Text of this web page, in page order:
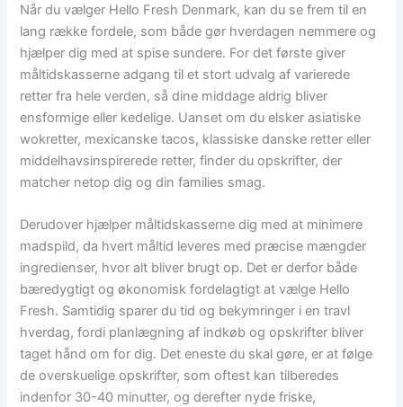
Når du vælger Hello Fresh Denmark, kan du se frem til en
lang række fordele, som både gør hverdagen nemmere og
hjælper dig med at spise sundere. For det første giver
måltidskasserne adgang til et stort udvalg af varierede
retter fra hele verden, så dine middage aldrig bliver
ensformige eller kedelige. Uanset om du elsker asiatiske
wokretter, mexicanske tacos, klassiske danske retter eller
middelhavsinspirerede retter, finder du opskrifter, der
matcher netop dig og din families smag.
Derudover hjælper måltidskasserne dig med at minimere
madspild, da hvert måltid leveres med præcise mængder
ingredienser, hvor alt bliver brugt op. Det er derfor både
bæredygtigt og økonomisk fordelagtigt at vælge Hello
Fresh. Samtidig sparer du tid og bekymringer i en travl
hverdag, fordi planlægning af indkøb og opskrifter bliver
taget hånd om for dig. Det eneste du skal gøre, er at følge
de overskuelige opskrifter, som oftest kan tilberedes
indenfor 30-40 minutter, og derefter nyde friske,